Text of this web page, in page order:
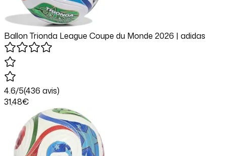
Ballon Trionda League Coupe du Monde 2026 | adidas
4.6/5(436 avis)
31,48€